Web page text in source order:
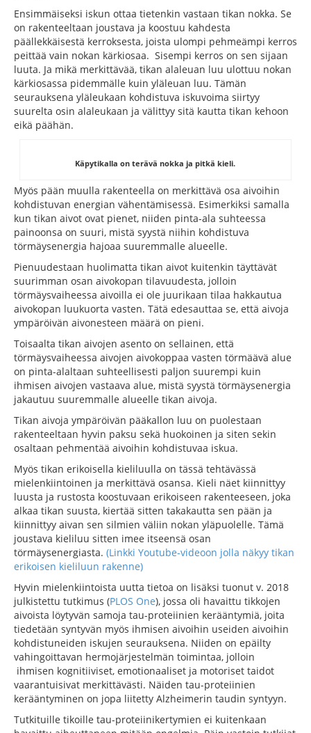
Ensimmäiseksi iskun ottaa tietenkin vastaan tikan nokka. Se
on rakenteeltaan joustava ja koostuu kahdesta
päällekkäisestä kerroksesta, joista ulompi pehmeämpi kerros
peittää vain nokan kärkiosaa. Sisempi kerros on sen sijaan
luuta. Ja mikä merkittävää, tikan alaleuan luu ulottuu nokan
kärkiosassa pidemmälle kuin yläleuan luu. Tämän
seurauksena yläleukaan kohdistuva iskuvoima siirtyy
suurelta osin alaleukaan ja välittyy sitä kautta tikan kehoon
eikä päähän.
Käpytikalla on terävä nokka ja pitkä kieli.
Myös pään muulla rakenteella on merkittävä osa aivoihin
kohdistuvan energian vähentämisessä. Esimerkiksi samalla
kun tikan aivot ovat pienet, niiden pinta-ala suhteessa
painoonsa on suuri, mistä syystä niihin kohdistuva
törmäysenergia hajoaa suuremmalle alueelle.
Pienuudestaan huolimatta tikan aivot kuitenkin täyttävät
suurimman osan aivokopan tilavuudesta, jolloin
törmäysvaiheessa aivoilla ei ole juurikaan tilaa hakkautua
aivokopan luukuorta vasten. Tätä edesauttaa se, että aivoja
ympäröivän aivonesteen määrä on pieni.
Toisaalta tikan aivojen asento on sellainen, että
törmäysvaiheessa aivojen aivokoppaa vasten törmäävä alue
on pinta-alaltaan suhteellisesti paljon suurempi kuin
ihmisen aivojen vastaava alue, mistä syystä törmäysenergia
jakautuu suuremmalle alueelle tikan aivoja.
Tikan aivoja ympäröivän pääkallon luu on puolestaan
rakenteeltaan hyvin paksu sekä huokoinen ja siten sekin
osaltaan pehmentää aivoihin kohdistuvaa iskua.
Myös tikan erikoisella kieliluulla on tässä tehtävässä
mielenkiintoinen ja merkittävä osansa. Kieli näet kiinnittyy
luusta ja rustosta koostuvaan erikoiseen rakenteeseen, joka
alkaa tikan suusta, kiertää sitten takakautta sen pään ja
kiinnittyy aivan sen silmien väliin nokan yläpuolelle. Tämä
joustava kieliluu sitten imee itseensä osan
törmäysenergiasta. (Linkki Youtube-videoon jolla näkyy tikan
erikoisen kieliluun rakenne)
Hyvin mielenkiintoista uutta tietoa on lisäksi tuonut v. 2018
julkistettu tutkimus (PLOS One), jossa oli havaittu tikkojen
aivoista löytyvän samoja tau-proteiinien kerääntymiä, joita
tiedetään syntyvän myös ihmisen aivoihin useiden aivoihin
kohdistuneiden iskujen seurauksena. Niiden on epäilty
vahingoittavan hermojärjestelmän toimintaa, jolloin
ihmisen kognitiiviset, emotionaaliset ja motoriset taidot
vaarantuisivat merkittävästi. Näiden tau-proteiinien
kerääntyminen on jopa liitetty Alzheimerin taudin syntyyn.
Tutkituille tikoille tau-proteiinikertymien ei kuitenkaan